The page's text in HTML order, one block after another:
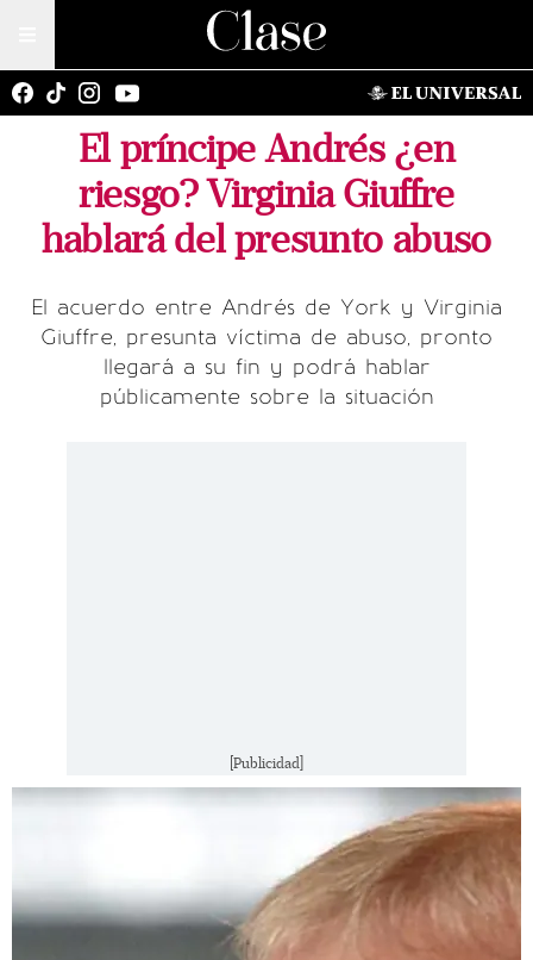
El príncipe Andrés ¿en
riesgo? Virginia Giuffre
hablará del presunto abuso
El acuerdo entre Andrés de York y Virginia
Giuffre, presunta víctima de abuso, pronto
llegará a su fin y podrá hablar
públicamente sobre la situación
[Publicidad]